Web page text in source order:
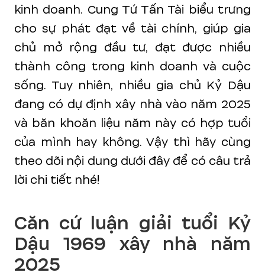
kinh doanh. Cung Tứ Tấn Tài biểu trưng
cho sự phát đạt về tài chính, giúp gia
chủ mở rộng đầu tư, đạt được nhiều
thành công trong kinh doanh và cuộc
sống. Tuy nhiên, nhiều gia chủ Kỷ Dậu
đang có dự định xây nhà vào năm 2025
và băn khoăn liệu năm này có hợp tuổi
của mình hay không. Vậy thì hãy cùng
theo dõi nội dung dưới đây để có câu trả
lời chi tiết nhé!
Căn cứ luận giải tuổi Kỷ
Dậu 1969 xây nhà năm
2025